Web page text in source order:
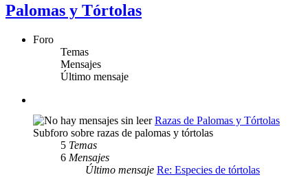
Palomas y Tórtolas
Foro
Temas
Mensajes
Último mensaje
Razas de Palomas y Tórtolas
Subforo sobre razas de palomas y tórtolas
5 Temas
6 Mensajes
Último mensaje Re: Especies de tórtolas